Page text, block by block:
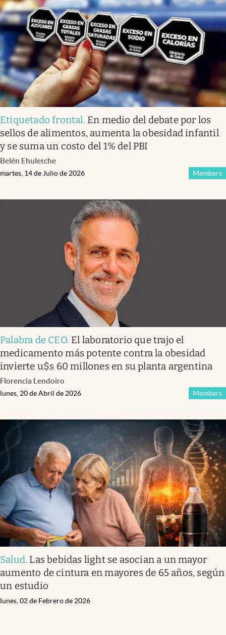
Infotechnology
Clase
Clima
Mundial 2026
Eventos Corporativos
El Cronista Studio
Mediakit
abre en nueva pestaña
Argentina
Etiquetado frontal. En medio del debate por los
sellos de alimentos, aumenta la obesidad infantil
y se suma un costo del 1% del PBI
Belén Ehuletche
Members
martes, 14 de Julio de 2026
Palabra de CEO. El laboratorio que trajo el
medicamento más potente contra la obesidad
invierte u$s 60 millones en su planta argentina
Florencia Lendoiro
Members
lunes, 20 de Abril de 2026
Salud. Las bebidas light se asocian a un mayor
aumento de cintura en mayores de 65 años, según
un estudio
lunes, 02 de Febrero de 2026